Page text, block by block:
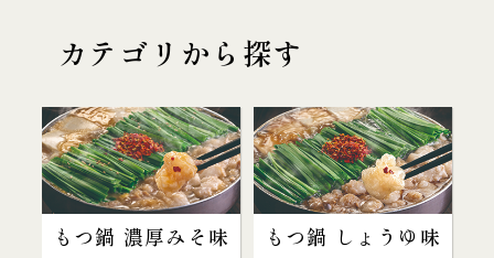
カテゴリから探す
もつ鍋 濃厚みそ味 もつ鍋 しょうゆ味